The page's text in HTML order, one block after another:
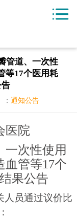
管道、一次性
等17个医用耗
通知公告
医院
一次性使用
血管等17个
果公告
人员通过议价比